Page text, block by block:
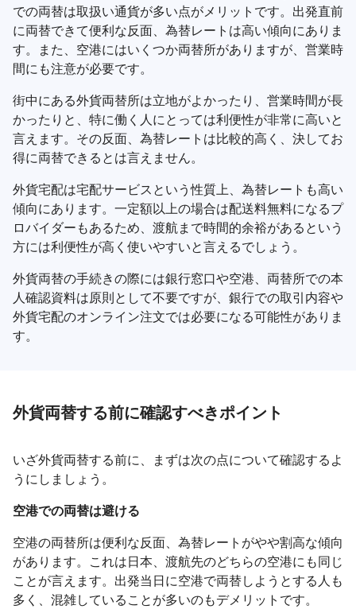
での両替は取扱い通貨が多い点がメリットです。出発直前
に両替できて便利な反面、為替レートは高い傾向にありま
す。また、空港にはいくつか両替所がありますが、営業時
間にも注意が必要です。
街中にある外貨両替所は立地がよかったり、営業時間が長
かったりと、特に働く人にとっては利便性が非常に高いと
言えます。その反面、為替レートは比較的高く、決してお
得に両替できるとは言えません。
外貨宅配は宅配サービスという性質上、為替レートも高い
傾向にあります。一定額以上の場合は配送料無料になるプ
ロバイダーもあるため、渡航まで時間的余裕があるという
方には利便性が高く使いやすいと言えるでしょう。
外貨両替の手続きの際には銀行窓口や空港、両替所での本
人確認資料は原則として不要ですが、銀行での取引内容や
外貨宅配のオンライン注文では必要になる可能性がありま
す。
外貨両替する前に確認すべきポイント
いざ外貨両替する前に、まずは次の点について確認するよ
うにしましょう。
空港での両替は避ける
空港の両替所は便利な反面、為替レートがやや割高な傾向
があります。これは日本、渡航先のどちらの空港にも同じ
ことが言えます。出発当日に空港で両替しようとする人も
多く、混雑していることが多いのもデメリットです。